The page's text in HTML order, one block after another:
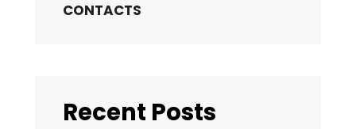
CONTACTS
Recent Posts